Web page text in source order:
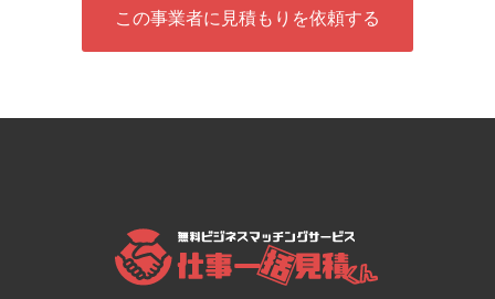
この事業者に見積もりを依頼する